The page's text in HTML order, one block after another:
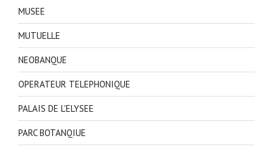
MUSEE
MUTUELLE
NEOBANQUE
OPERATEUR TELEPHONIQUE
PALAIS DE L'ELYSEE
PARC BOTANQIUE